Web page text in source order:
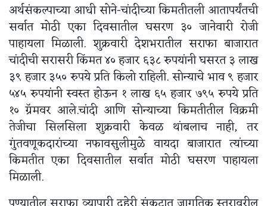
अर्थसंकल्पाच्या आधी सोने-चांदीच्या किमतीतली आतापर्यंतची
सर्वात मोठी एका दिवसातील घसरण ३० जानेवारी रोजी
पाहायला मिळाली. शुक्रवारी देशभरातील सराफा बाजारात
चांदीची सरासरी किंमत ४० हजार ६३८ रुपयांनी घसरत ३ लाख
३९ हजार ३५० रुपये प्रति किलो राहिली. सोन्याचे भाव ९ हजार
५४५ रुपयांनी स्वस्त होऊन १ लाख ६५ हजार ७९५ रुपये प्रति
१० ग्रॅमवर आले.चांदी आणि सोन्याच्या किमतीतील विक्रमी
तेजीचा सिलसिला शुक्रवारी केवळ थांबलाच नाही, तर
गुंतवणूकदारांच्या नफावसुलीमुळे वायदा बाजारात त्यांच्या
किमतीत एका दिवसातील सर्वात मोठी घसरण पाहायला
मिळाली.